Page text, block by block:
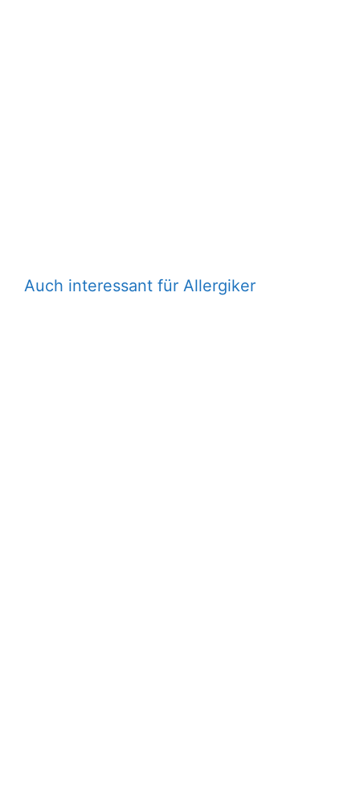
Auch interessant für Allergiker